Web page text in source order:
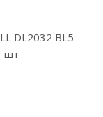
DL2032 BL5
шт